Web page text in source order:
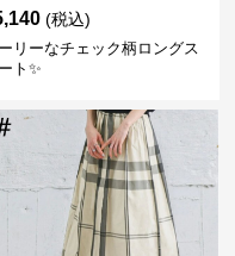
(税込)
リーなチェック柄ロングス
ト✨